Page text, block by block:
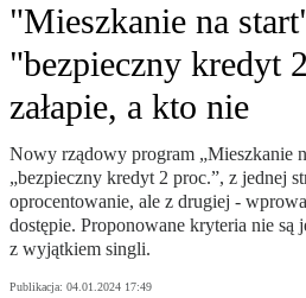
"Mieszkanie na
"bezpieczny kredyt
załapie, a kto nie
Nowy rządowy program „Mieszkanie
„bezpieczny kredyt 2 proc.”, z jednej
oprocentowanie, ale z drugiej -
dostępie. Proponowane kryteria nie są
z wyjątkiem singli.
Publikacja: 04.01.2024 17:49